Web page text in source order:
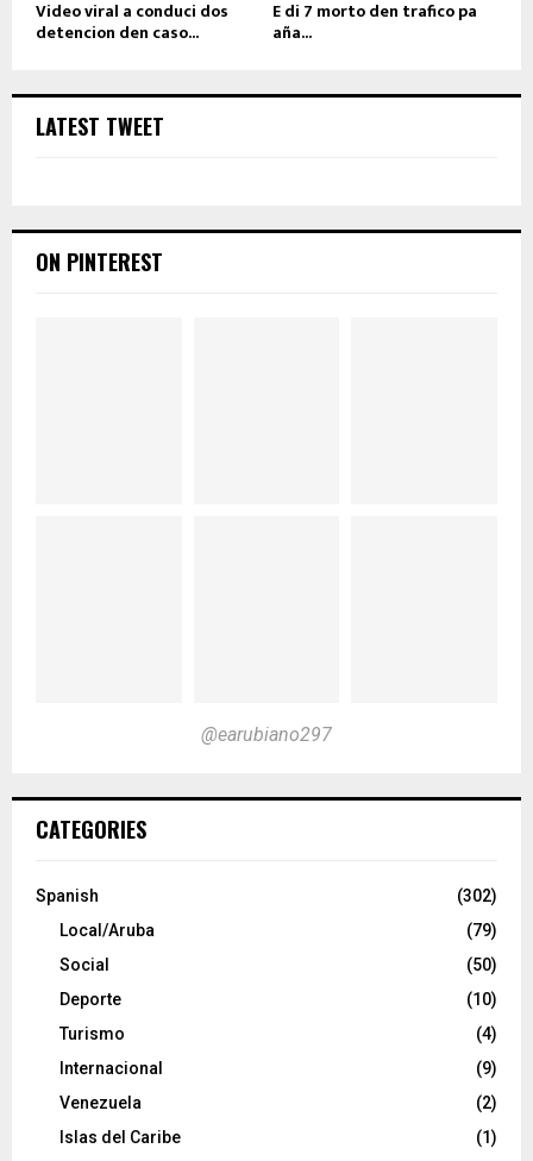
Video viral a conduci dos
detencion den caso...
E di 7 morto den trafico pa
aña...
LATEST TWEET
ON PINTEREST
@earubiano297
CATEGORIES
Spanish
(302)
Local/Aruba
(79)
Social
(50)
Deporte
(10)
Turismo
(4)
Internacional
(9)
Venezuela
(2)
Islas del Caribe
(1)